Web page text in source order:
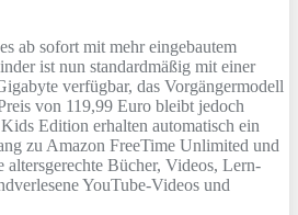
ab sofort mit mehr eingebautem
ist nun standardmäßig mit einer
verfügbar, das Vorgängermodell
von 119,99 Euro bleibt jedoch
Edition erhalten automatisch ein
zu Amazon FreeTime Unlimited und
Bücher, Videos, Lern-
YouTube-Videos und